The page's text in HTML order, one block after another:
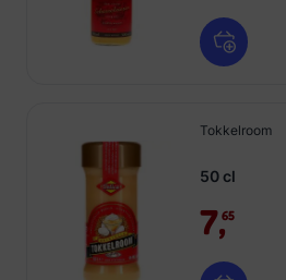
Tokkelroom
50 cl
7,65